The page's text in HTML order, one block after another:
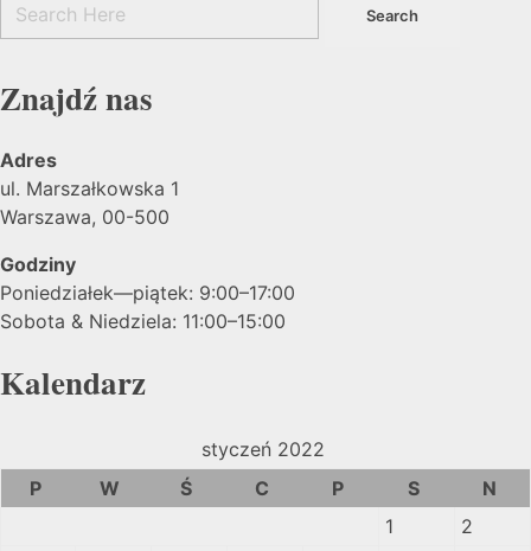
Znajdź nas
Adres
ul. Marszałkowska 1
Warszawa, 00-500
Godziny
Poniedziałek—piątek: 9:00–17:00
Sobota & Niedziela: 11:00–15:00
Kalendarz
styczeń 2022
P
W Ś C P S
N
1
2